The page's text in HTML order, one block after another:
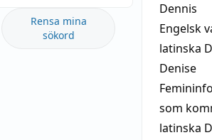
Rensa mina
sökord
Dennis
Engelsk
latinska
Denise
som
latinska